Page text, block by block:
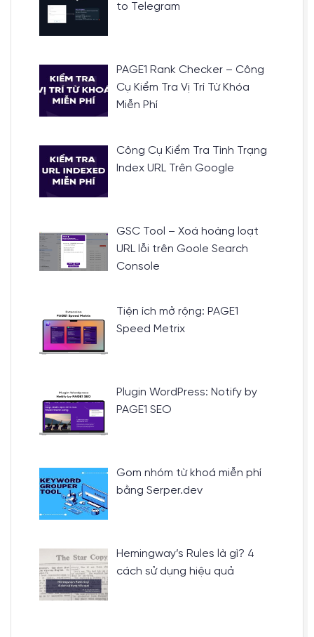
to Telegram
PAGE1 Rank Checker – Công
Cụ Kiểm Tra Vị Trí Từ Khóa
Miễn Phí
Công Cụ Kiểm Tra Tình Trạng
Index URL Trên Google
GSC Tool – Xoá hoàng loạt
URL lỗi trên Goole Search
Console
Tiện ích mở rộng: PAGE1
Speed Metrix
Plugin WordPress: Notify by
PAGE1 SEO
Gom nhóm từ khoá miễn phí
bằng Serper.dev
Hemingway’s Rules là gì? 4
cách sử dụng hiệu quả